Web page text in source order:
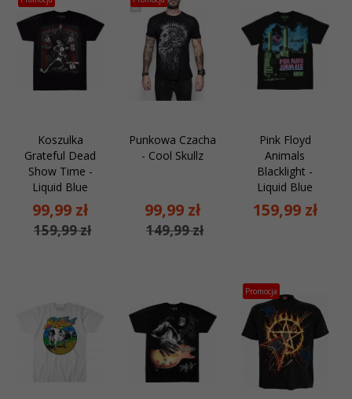
Koszulka
Grateful Dead
Show Time -
Liquid Blue
99,99 zł
159,99 zł
Punkowa Czacha
- Cool Skullz
99,99 zł
149,99 zł
Pink Floyd
Animals
Blacklight -
Liquid Blue
159,99 zł
Promocja